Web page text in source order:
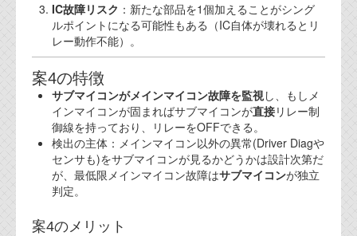
IC故障リスク ：新たな部品を1個加えることがシング
ルポイントになる可能性もある（IC自体が壊れるとリ
レー動作不能）。
案4の特徴
サブマイコンがメインマイコン故障を監視し、もしメ
インマイコンが固まればサブマイコンが直接リレー制
御線を持っており、リレーをOFFできる。
検出の主体：メインマイコン以外の異常(Driver Diagや
センサも)をサブマイコンが見るかどうかは設計次第だ
が、最低限メインマイコン故障はサブマイコンが独立
判定。
案4のメリット